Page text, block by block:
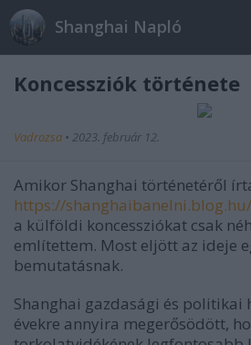
Shanghai Napló
Koncessziók története
Vadrozsa • 2023. február 12.
Amikor Shanghai történetéről
https://
a külföldi koncessziókat csak
említettem. Most eljött az ideje
bemutatásnak.
Shanghai gazdasági és politikai
évekre annyira megerősödött,